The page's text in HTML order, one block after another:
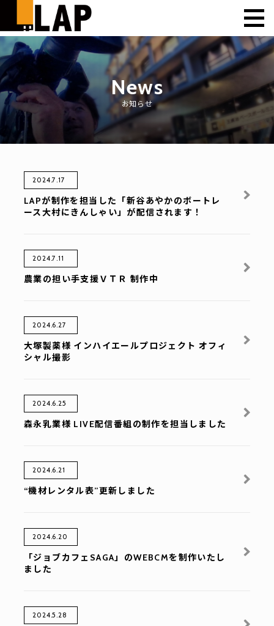
News
お知らせ
2024.7.17
LAPが制作を担当した「新谷あやかのボートレ
ース大村にきんしゃい」が配信されます！
2024.7.11
農業の担い手支援ＶＴＲ 制作中
2024.6.27
大塚製薬様 インハイエールプロジェクト オフィ
シャル撮影
2024.6.25
森永乳業様 LIVE配信番組の制作を担当しました
2024.6.21
“機材レンタル表”更新しました
2024.6.20
「ジョブカフェSAGA」のWEBCMを制作いたし
ました
2024.5.28